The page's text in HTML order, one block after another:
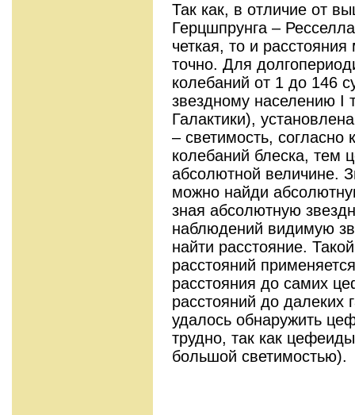
Так как, в отличие от
Герцшпрунга –
четкая, то и
точно. Для
колебаний от 1 до 146
звездному населению I
Галактики),
– светимость, согласно
колебаний блеска, тем
абсолютной величине.
можно найди
зная абсолютную
наблюдений видимую
найти расстояние.
расстояний
расстояния до самих
расстояний до далеких
удалось обнаружить
трудно, так как
большой светимостью).